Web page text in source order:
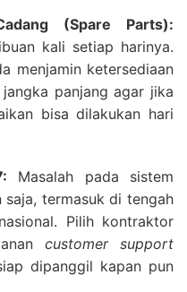
(Spare Parts):
kali setiap harinya.
menjamin ketersediaan
panjang agar jika
bisa dilakukan hari
Masalah pada sistem
termasuk di tengah
Pilih kontraktor
customer support
dipanggil kapan pun